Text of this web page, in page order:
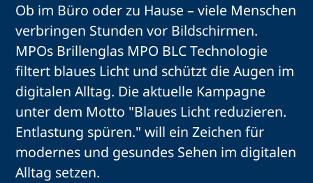
Ob im Büro oder zu Hause – viele Menschen
verbringen Stunden vor Bildschirmen.
MPOs Brillenglas MPO BLC Technologie
filtert blaues Licht und schützt die Augen im
digitalen Alltag. Die aktuelle Kampagne
unter dem Motto "Blaues Licht reduzieren.
Entlastung spüren." will ein Zeichen für
modernes und gesundes Sehen im digitalen
Alltag setzen.